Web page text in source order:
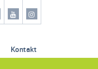
Kontakt
Home
Leistungen